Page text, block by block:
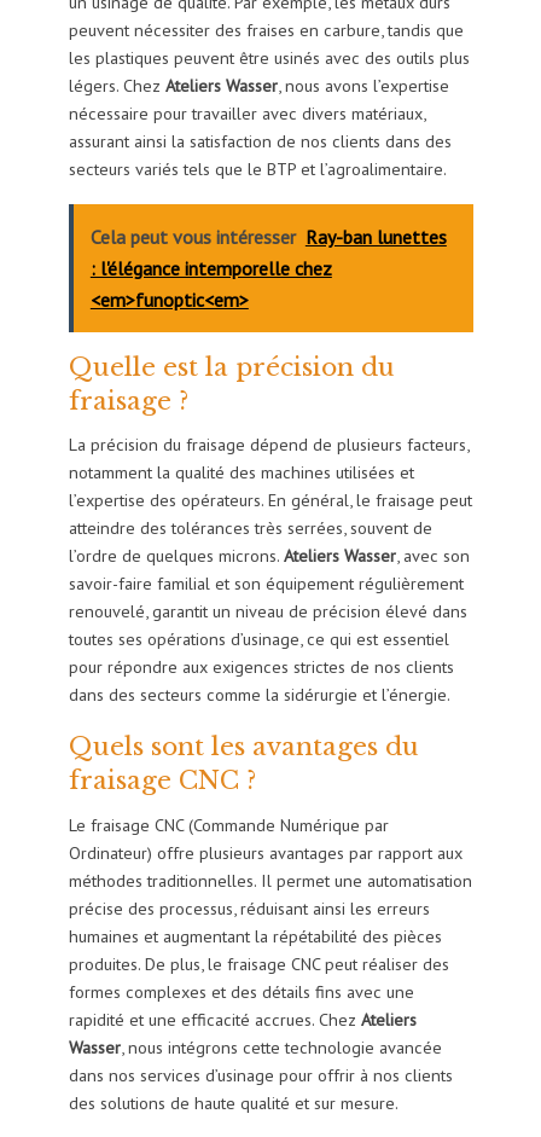
peuvent nécessiter des fraises en carbure, tandis que
les plastiques peuvent être usinés avec des outils plus
légers. Chez Ateliers Wasser, nous avons l’expertise
nécessaire pour travailler avec divers matériaux,
assurant ainsi la satisfaction de nos clients dans des
secteurs variés tels que le BTP et l’agroalimentaire.
Cela peut vous intéresser Ray-ban lunettes
: l'élégance intemporelle chez
<em>funoptic<em>
Quelle est la précision du
fraisage ?
La précision du fraisage dépend de plusieurs facteurs,
notamment la qualité des machines utilisées et
l’expertise des opérateurs. En général, le fraisage peut
atteindre des tolérances très serrées, souvent de
l’ordre de quelques microns. Ateliers Wasser, avec son
savoir-faire familial et son équipement régulièrement
renouvelé, garantit un niveau de précision élevé dans
toutes ses opérations d’usinage, ce qui est essentiel
pour répondre aux exigences strictes de nos clients
dans des secteurs comme la sidérurgie et l’énergie.
Quels sont les avantages du
fraisage CNC ?
Le fraisage CNC (Commande Numérique par
Ordinateur) offre plusieurs avantages par rapport aux
méthodes traditionnelles. Il permet une automatisation
précise des processus, réduisant ainsi les erreurs
humaines et augmentant la répétabilité des pièces
produites. De plus, le fraisage CNC peut réaliser des
formes complexes et des détails fins avec une
rapidité et une efficacité accrues. Chez Ateliers
Wasser, nous intégrons cette technologie avancée
dans nos services d’usinage pour offrir à nos clients
des solutions de haute qualité et sur mesure.